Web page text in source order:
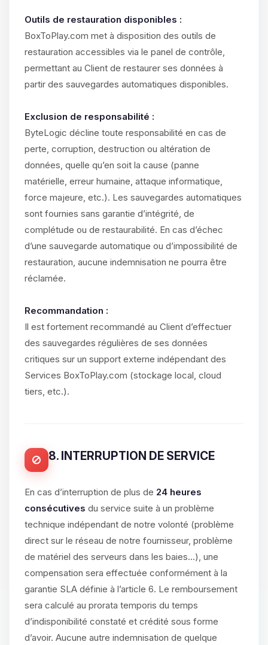
Outils de restauration disponibles :
BoxToPlay.com met à disposition des outils de
restauration accessibles via le panel de contrôle,
permettant au Client de restaurer ses données à
partir des sauvegardes automatiques disponibles.
Exclusion de responsabilité :
ByteLogic décline toute responsabilité en cas de
perte, corruption, destruction ou altération de
données, quelle qu’en soit la cause (panne
matérielle, erreur humaine, attaque informatique,
force majeure, etc.). Les sauvegardes automatiques
sont fournies sans garantie d’intégrité, de
complétude ou de restaurabilité. En cas d’échec
d’une sauvegarde automatique ou d’impossibilité de
restauration, aucune indemnisation ne pourra être
réclamée.
Recommandation :
Il est fortement recommandé au Client d’effectuer
des sauvegardes régulières de ses données
critiques sur un support externe indépendant des
Services BoxToPlay.com (stockage local, cloud
tiers, etc.).
8. INTERRUPTION DE SERVICE
En cas d’interruption de plus de 24 heures
consécutives du service suite à un problème
technique indépendant de notre volonté (problème
direct sur le réseau de notre fournisseur, problème
de matériel des serveurs dans les baies...), une
compensation sera effectuée conformément à la
garantie SLA définie à l’article 6. Le remboursement
sera calculé au prorata temporis du temps
d’indisponibilité constaté et crédité sous forme
d’avoir. Aucune autre indemnisation de quelque